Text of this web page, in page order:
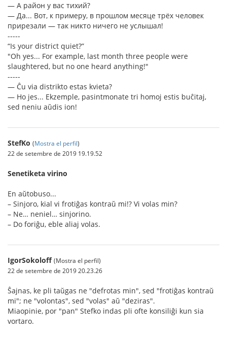
— А район у вас тихий?
— Да... Вот, к примеру, в прошлом месяце трёх человек
прирезали — так никто ничего не услышал!
-----
“Is your district quiet?”
"Oh yes... For example, last month three people were
slaughtered, but no one heard anything!"
-----
— Ĉu via distrikto estas kvieta?
— Ho jes... Ekzemple, pasintmonate tri homoj estis buĉitaj,
sed neniu aŭdis ion!
StefKo (Mostra el perfil)
22 de setembre de 2019 19.19.52
Senetiketa virino
En aŭtobuso...
– Sinjoro, kial vi frotiĝas kontraŭ mi!? Vi volas min?
– Ne… neniel… sinjorino.
– Do foriĝu, eble aliaj volas.
IgorSokoloff (Mostra el perfil)
22 de setembre de 2019 20.23.26
Ŝajnas, ke pli taŭgas ne "defrotas min", sed "frotiĝas kontraŭ
mi"; ne "volontas", sed "volas" aŭ "deziras".
Miaopinie, por "pan" Stefko indas pli ofte konsiliĝi kun sia
vortaro.